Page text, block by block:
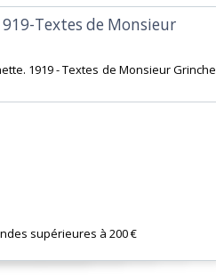
Textes de Monsieur
1919 - Textes de Monsieur Grinche
supérieures à 200 €‎